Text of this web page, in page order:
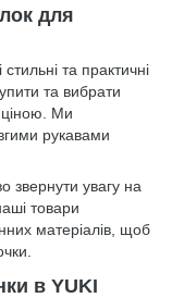
для
та практичні
та вибрати
ціною. Ми
рукавами
звернути увагу на
товари
матеріалів, щоб
в YUKI